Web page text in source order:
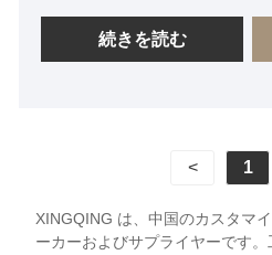
イズサービスを提供してお
のサプライヤーでもありま
続きを読む
< 1
XINGQING は、中国のカスタマ
ーカーおよびサプライヤーです